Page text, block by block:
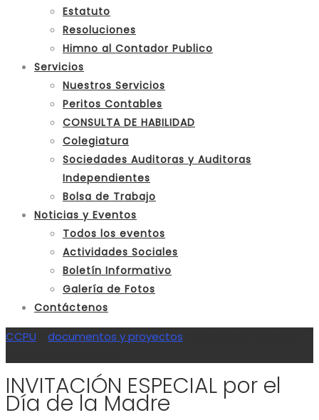
Estatuto
Resoluciones
Himno al Contador Publico
Servicios
Nuestros Servicios
Peritos Contables
CONSULTA DE HABILIDAD
Colegiatura
Sociedades Auditoras y Auditoras
Independientes
Bolsa de Trabajo
Noticias y Eventos
Todos los eventos
Actividades Sociales
Boletín Informativo
Galería de Fotos
Contáctenos
CCPU documentos y proyectos
INVITACIÓN ESPECIAL por el
Día de la Madre